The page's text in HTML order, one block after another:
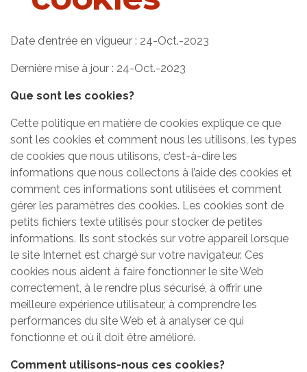
Date d’entrée en vigueur : 24-Oct.-2023
Dernière mise à jour : 24-Oct.-2023
Que sont les cookies?
Cette politique en matière de cookies explique ce que
sont les cookies et comment nous les utilisons, les types
de cookies que nous utilisons, c’est-à-dire les
informations que nous collectons à l’aide des cookies et
comment ces informations sont utilisées et comment
gérer les paramètres des cookies. Les cookies sont de
petits fichiers texte utilisés pour stocker de petites
informations. Ils sont stockés sur votre appareil lorsque
le site Internet est chargé sur votre navigateur. Ces
cookies nous aident à faire fonctionner le site Web
correctement, à le rendre plus sécurisé, à offrir une
meilleure expérience utilisateur, à comprendre les
performances du site Web et à analyser ce qui
fonctionne et où il doit être amélioré.
Comment utilisons-nous ces cookies?